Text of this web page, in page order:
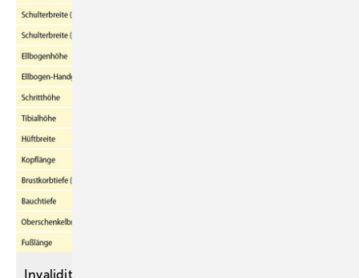
Invaliditätsbemessung von stammnahen versus ­